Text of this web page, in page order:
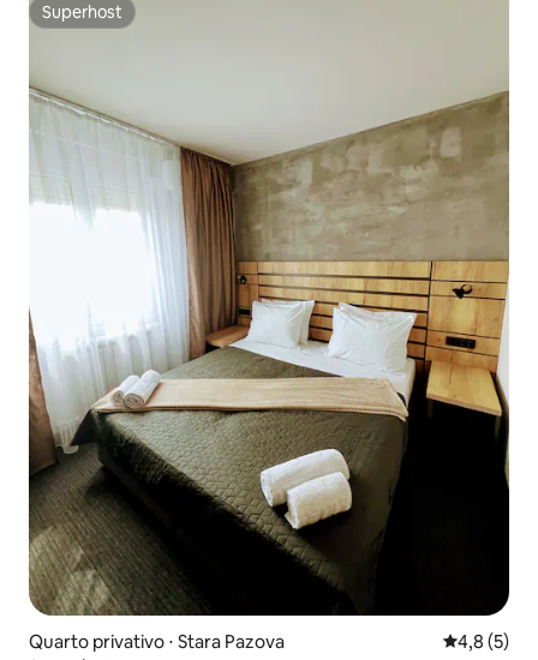
Superhost
Superhost
Quarto privativo ⋅ Stara Pazova 4,8 de
4,8 (5)